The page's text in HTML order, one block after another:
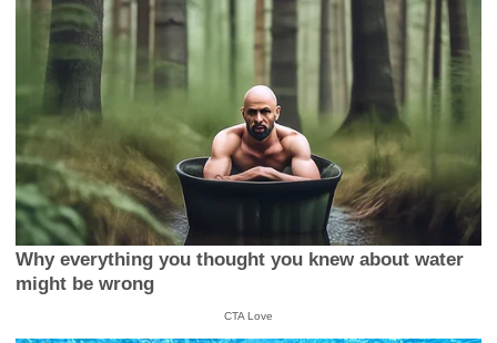
Why everything you thought you knew about water
might be wrong
CTA Love